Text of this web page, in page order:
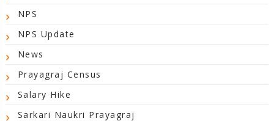
NPS
NPS Update
News
Prayagraj Census
Salary Hike
Sarkari Naukri Prayagraj